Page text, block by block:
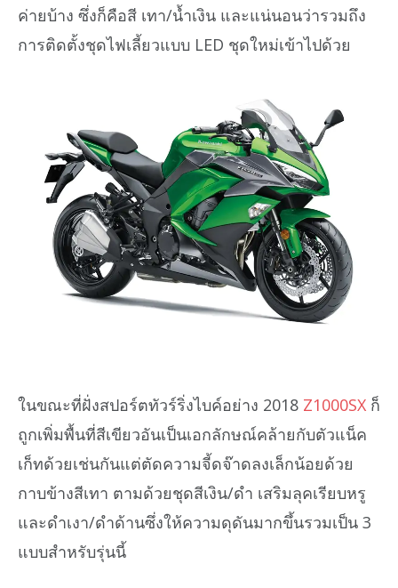
ค่ายบ้าง ซึ่งก็คือสี เทา/น้ำเงิน และแน่นอนว่ารวมถึง
การติดตั้งชุดไฟเลี้ยวแบบ LED ชุดใหม่เข้าไปด้วย
ในขณะที่ฝั่งสปอร์ตทัวร์ริ่งไบค์อย่าง 2018 Z1000SX ก็
ถูกเพิ่มพื้นที่สีเขียวอันเป็นเอกลักษณ์คล้ายกับตัวแน็ค
เก็ทด้วยเช่นกันแต่ตัดความจี้ดจ๊าดลงเล็กน้อยด้วย
กาบข้างสีเทา ตามด้วยชุดสีเงิน/ดำ เสริมลุคเรียบหรู
และดำเงา/ดำด้านซึ่งให้ความดุดันมากขึ้นรวมเป็น 3
แบบสำหรับรุ่นนี้